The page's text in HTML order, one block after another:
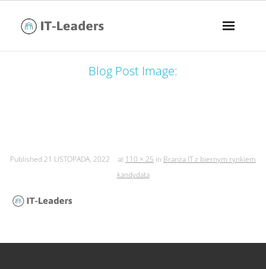
Blog Post Image:
Published 21 LISTOPADA, 2022 at 110 × 25 in Branża IT z biernym rynkiem
kandydata